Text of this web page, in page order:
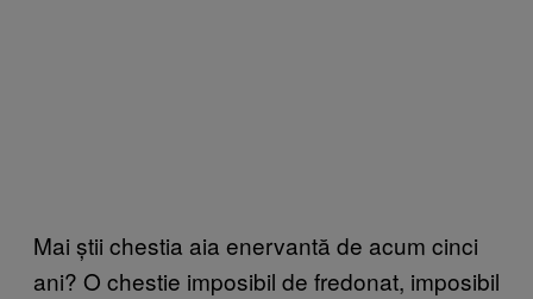
Mai știi chestia aia enervantă de acum cinci
ani? O chestie imposibil de fredonat, imposibil